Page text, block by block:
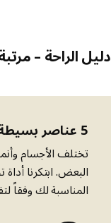
الراحة –
تختلف الأجسام وأنماط
البعض. ابتكرنا أداة
المناسبة لك وفقاً